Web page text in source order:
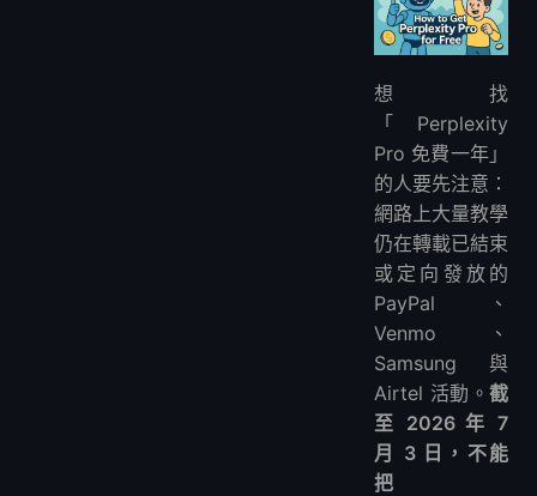
目前可以合法免費使用的方式
1. 使用 Perplexity 免費版
2. 驗證學生身分
3. 查看官方合作夥伴促銷
如何避免試用結束後被收費
過期優惠為什麼仍出現在搜尋結果？
FAQ
總結
想找
「Perplexity
Pro 免費一年」
的人要先注意：
網路上大量教學
仍在轉載已結束
或定向發放的
PayPal、
Venmo、
Samsung 與
Airtel 活動。 截
至 2026 年 7
月 3 日，不能
把